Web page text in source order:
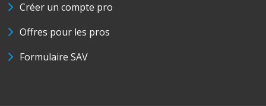
Créer un compte pro
Offres pour les pros
Formulaire SAV